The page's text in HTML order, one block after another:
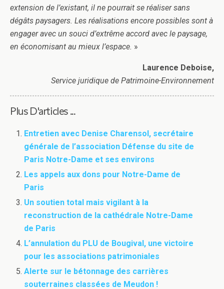
extension de l’existant, il ne pourrait se réaliser sans
dégâts paysagers. Les réalisations encore possibles sont à
engager avec un souci d’extrême accord avec le paysage,
en économisant au mieux l’espace. »
Laurence Deboise,
Service juridique de Patrimoine-Environnement
Plus D'articles ...
Entretien avec Denise Charensol, secrétaire
générale de l’association Défense du site de
Paris Notre-Dame et ses environs
Les appels aux dons pour Notre-Dame de
Paris
Un soutien total mais vigilant à la
reconstruction de la cathédrale Notre-Dame
de Paris
L’annulation du PLU de Bougival, une victoire
pour les associations patrimoniales
Alerte sur le bétonnage des carrières
souterraines classées de Meudon !